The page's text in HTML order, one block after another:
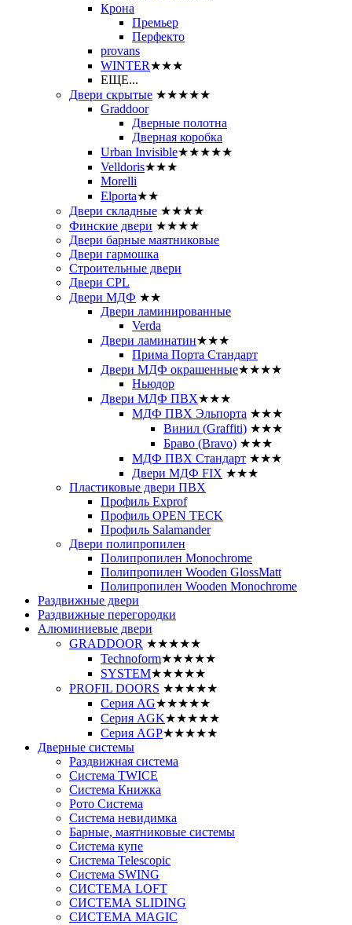
Крона
Премьер
Перфекто
provans
WINTER★★★
ЕЩЕ...
Двери скрытые ★★★★★
Graddoor
Дверные полотна
Дверная коробка
Urban Invisible★★★★★
Velldoris★★★
Morelli
Elporta★★
Двери складные ★★★★
Финские двери ★★★★
Двери барные маятниковые
Двери гармошка
Строительные двери
Двери CРL
Двери МДФ ★★
Двери ламинированные
Verda
Двери ламинатин★★★
Прима Порта Стандарт
Двери МДФ окрашенные★★★★
Ньюдор
Двери МДФ ПВХ★★★
МДФ ПВХ Эльпорта ★★★
Винил (Graffiti) ★★★
Браво (Bravo) ★★★
МДФ ПВХ Стандарт ★★★
Двери МДФ FIX ★★★
Пластиковые двери ПВХ
Профиль Exprof
Профиль OPEN TECK
Профиль Salamander
Двери полипропилен
Полипропилен Monochrome
Полипропилен Wooden GlossMatt
Полипропилен Wooden Monochrome
Раздвижные двери
Раздвижные перегородки
Алюминиевые двери
GRADDOOR ★★★★★
Technoform★★★★★
SYSTEM★★★★★
PROFIL DOORS ★★★★★
Серия AG★★★★★
Серия AGK★★★★★
Серия AGP★★★★★
Дверные системы
Раздвижная система
Система TWICE
Система Книжка
Рото Система
Система невидимка
Барные, маятниковые системы
Система купе
Система Telescopic
Система SWING
СИСТЕМА LOFT
СИСТЕМА SLIDING
СИСТЕМА MAGIC